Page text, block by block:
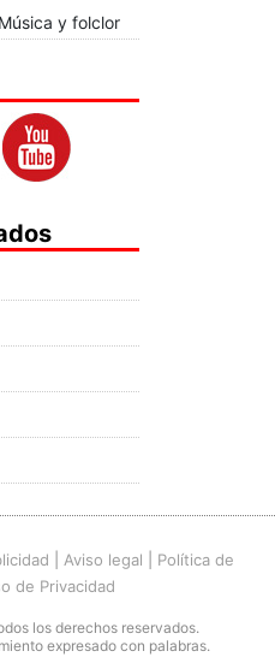
y folclor
Aviso legal
Política de
de Privacidad
los derechos reservados.
expresado con palabras.